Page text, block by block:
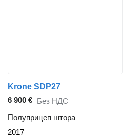
Krone SDP27
6 900 € Без НДС
Полуприцеп штора
2017